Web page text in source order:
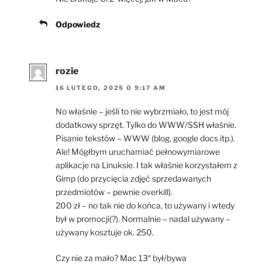
Odpowiedz
rozie
16 LUTEGO, 2025 O 9:17 AM
No właśnie – jeśli to nie wybrzmiało, to jest mój
dodatkowy sprzęt. Tylko do WWW/SSH właśnie.
Pisanie tekstów – WWW (blog, google docs itp.).
Ale! Mógłbym uruchamiać pełnowymiarowe
aplikacje na Linuksie. I tak właśnie korzystałem z
Gimp (do przycięcia zdjęć sprzedawanych
przedmiotów – pewnie overkill).
200 zł – no tak nie do końca, to używany i wtedy
był w promocji(?). Normalnie – nadal używany –
używany kosztuje ok. 250.
Czy nie za mało? Mac 13″ był/bywa